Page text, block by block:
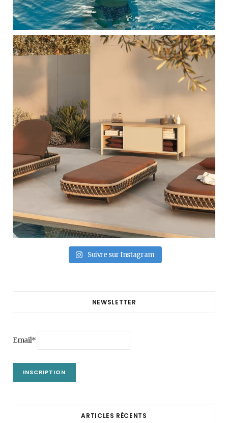
Suivre sur Instagram
NEWSLETTER
Email*
ARTICLES RÉCENTS